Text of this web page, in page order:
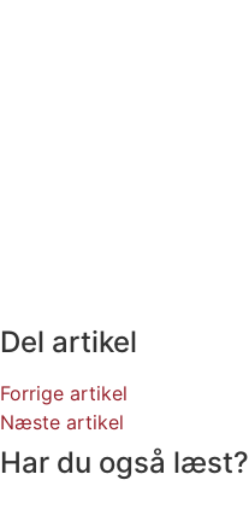
Del artikel
Forrige artikel
Næste artikel
Har du også læst?